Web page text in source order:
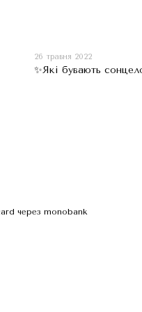
26 травня 2022
✨Які бувають